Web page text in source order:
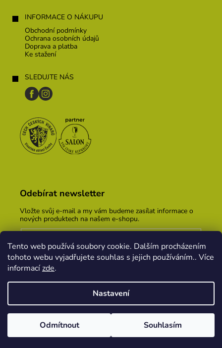
Tento web používá soubory cookie. Dalším procházením
tohoto webu vyjadřujete souhlas s jejich používáním.. Více
informacízde.
Nastavení
Odmítnout Souhlasím
INFORMACE O NÁKUPU
Obchodní podmínky
Ochrana osobních údajů
Doprava a platba
Ke stažení
SLEDUJTE NÁS
Odebírat newsletter
Vložte svůj e-mail a my vám budeme zasílat informace o
nových produktech na našem e-shopu.
Vložením e-mailu souhlasíte spodmínkami ochrany
osobních údajů
PŘIHLÁSIT SE
Vytvořil Shoptet
PekneWeby
práva vyhrazena.